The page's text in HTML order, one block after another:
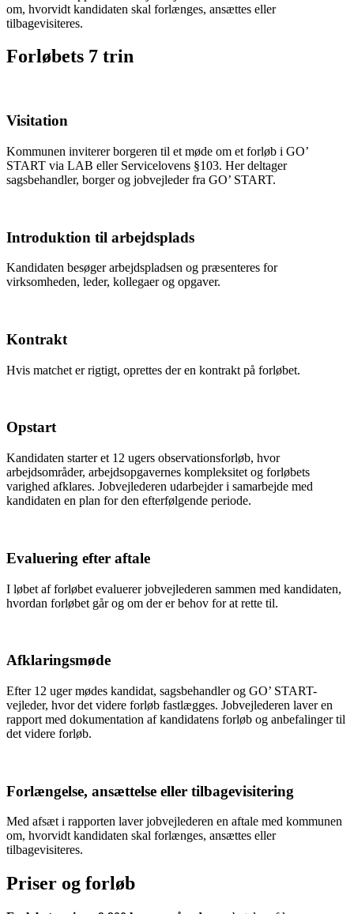
om, hvorvidt kandidaten skal forlænges, ansættes eller
tilbagevisiteres.
Forløbets 7 trin
Visitation
Kommunen inviterer borgeren til et møde om et forløb i GO’
START via LAB eller Servicelovens §103. Her deltager
sagsbehandler, borger og jobvejleder fra GO’ START.
Introduktion til arbejdsplads
Kandidaten besøger arbejdspladsen og præsenteres for
virksomheden, leder, kollegaer og opgaver.
Kontrakt
Hvis matchet er rigtigt, oprettes der en kontrakt på forløbet.
Opstart
Kandidaten starter et 12 ugers observationsforløb, hvor
arbejdsområder, arbejdsopgavernes kompleksitet og forløbets
varighed afklares. Jobvejlederen udarbejder i samarbejde med
kandidaten en plan for den efterfølgende periode.
Evaluering efter aftale
I løbet af forløbet evaluerer jobvejlederen sammen med kandidaten,
hvordan forløbet går og om der er behov for at rette til.
Afklaringsmøde
Efter 12 uger mødes kandidat, sagsbehandler og GO’ START-
vejleder, hvor det videre forløb fastlægges. Jobvejlederen laver en
rapport med dokumentation af kandidatens forløb og anbefalinger til
det videre forløb.
Forlængelse, ansættelse eller tilbagevisitering
Med afsæt i rapporten laver jobvejlederen en aftale med kommunen
om, hvorvidt kandidaten skal forlænges, ansættes eller
tilbagevisiteres.
Priser og forløb